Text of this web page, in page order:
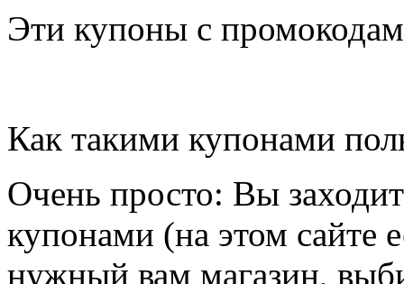
Эти купоны с
Как такими купонами
Очень просто: Вы
купонами (на этом сайте
нужный вам магазин,